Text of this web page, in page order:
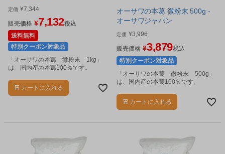
定価 ¥7,344
販売価格 ¥7,132税込
送料無料
特別クーポン対象品
「オーサワの本葛 微粉末 1kg」
は、国内産の本葛100％です。
カートに入れる
オーサワの本葛 微粉末 500g -
オーサワジャパン
定価 ¥3,996
販売価格 ¥3,879税込
特別クーポン対象品
「オーサワの本葛 微粉末 500g」
は、国内産の本葛100％です。
カートに入れる